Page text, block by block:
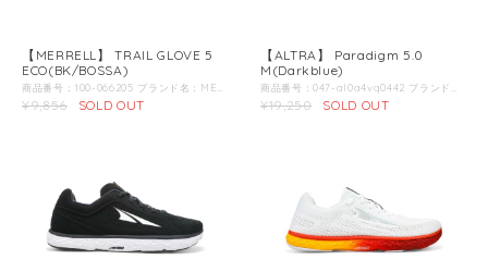
【MERRELL】 TRAIL GLOVE 5
ECO(BK/BOSSA)
商品番号：100-066205 ブランド名：MERRELL / メレル / 商品名：トレイルグローブ 5エコ 商品説明：MERRELL TRAIL GLOVE 5 グリップ力が大幅アップした最新系！ 裸足感覚のフォアフットを身に着けて理想のトレイルの走りを身に着けよう。 Color：BK/BOSSA＊第2画像以降の画像は別のカラーの商品を使用している場合があります。 こちらの商品のカラーは第1画像のカラーとなります。 素材：◆30%リサイクルメッシュ&60%リサイクルTPUアッパー ◆100％リサイクル素材のシューレースを使用 ◆100%リサイクルTPUフィルムヒールカウンター：優れたホールド感と安定性を発揮。 ◆30%リサイクルメッシュインテグレーテッド インソール ◆ビーガンフレンドリー：環境に配慮した動物性由来以外の素材を採用。 機能：メレルベアフット2コンストラクション：様々な動作の中で体制知覚能力と安定性を高めるベアフット構造 ミッドソール：◆BLOOMパフォーマンスミッドソール：10%リサイクルアルジーバイオマス（藻類）を使用したBLOOM社のミッドソールに採用。 アウトソール：Vibramエコデュラアウトソール： SPEC：スタックハイト（ヒール/トゥ)：11.5mm/11.5mm ドロップ：0mm ラグ深：3mm MERRELL（メレル）とは：MERRELLは世界160ヵ国で愛され続けるアメリカ発祥のアウトドアブランドです。1981年、カスタムメイドのカウボーイブーツ職人ランディ・メレルが職人としての腕を試すため、ハイキングブーツを作ったことからアウトドアブランド「MERRELL」の歴史は始まりました。MERRELLは創業から現在に至るまで、これまでにない「新しさ」を常に追求し続け、ハイキングブーツやトレイルランニングシューズ、スポーツサンダルなど、アウトドアからライフスタイルまで、多彩なシューズを展開しています。世界中のバックパッカーから定評のある「モアブ」シリーズや、1998年の登場以来、累計販売1,700万足を超える「ジャングルモック」シリーズ、アウトドアシーンからタウンユースまで幅広いシーンで人気の「カメレオン」シリーズはMERRELLの代表作です。 20SSコレクションでは、「ONE SHOE, MANY ADVENTURES. 〜#どこだって冒険になる」をテーマに掲げ、ハイキングやキャンプシーン、トレイルランニングやデイリーユースまで多様なアウトドアライフスタイルにマッチするシューズを提案して参ります。 店長からの一言：ミニマリストには最高の1点。 足裏間隔を研ぎ澄ますことができるこちらのシューズはALTRA同様ZERO DROP仕様。 みずから前に動く、体重移動を自然に可能にすることが習得できる。 ミニマルなシューズではあるものの、やや硬めのアウトソールがしっかりとハードな着地での足を守ってくれる。 もちろん、足首のぐらつきは他のシューズに比べると、みずからコントロールする必要があるところから、初心者には不向きなシューズかもしれないが、一度このはだし間隔というのを肌で感じると、やめられない気持ちよさが身体にやどり、できればこのシューズで普段から歩きたい感じになってくる。 ：
¥9,856 SOLD OUT
【ALTRA】 Paradigm 5.0
M(Darkblue)
商品番号：047-al0a4vq0442 ブランド名：ALTRA / アルトラ / 商品名：パラダイム 5.0 メンズ DB 商品説明：次のレベルのサポートシューズ パラダイム5は、最大のクッション性、最大のパフォーマンス、そしてもちろん最大のサポートという、すべてを最大限に引き出した次のレベルのサポートシューズです。軽量化、高速化を実現したパワフルなAltra EGO?ミッドソール、内側の必要な時にだけ作用するGuideRail?、カメラの三脚のように3点で安定感をもたらすStabiliPods?などの革新的な機能が搭載されています。パラダイム5でロードランニングのレベルアップを図りましょう。 Color：Darkblue＊第2画像以降の画像は別のカラーの商品を使用している場合があります。 こちらの商品のカラーは第1画像のカラーとなります。 インソール：5 mmスカルプトフットベッド ミッドソール：Altra EGO? アウトソール：FootPod?テクノロジー スタックハイト：30mm アッパー：エンジニアードニット 店長からの一言：ウルトラマラソンや100kmウォークなど、とにかくロングのロードからくる衝撃をしっかり吸収、長距離の後半内側地倒れこみからくる膝、腰のゆがみや痛みを軽減。 ヒールストライクを回避するシューズを作りたい：私の父は学生時代にアメリカンフットボールで膝を故障してしまい。医師からは「もう二度と走る事は出来ないだろう。」と言われていました。その後、父は独学で膝に衝撃のかからない走り方を学び「ヒールストライク」のしない走り方を実践するようになりました。それを続ける事でだんだんと走れるようになり、メジャーなマラソン大会で入賞出来るほどまでになりました。そして現在はシューズの専門家としてロッキーマウンテンにランニングショップを持っています。 ランニングショップをオープンしてから20年経ちますが未だに運動学的に自然で「正しい」シューズは存在せず、クライアントに対して最適なシューズを提供する事が出来ないでいました。 我々は沢山のリサーチをし、その結果「自然な体の動き」を実現させるために「ヒールストライク」を最小限に抑える靴にたどり着きました。 コンセプトは「自然な走り方」ができる究極のシューズ：その後、様々なエキスパート達と共に試行錯誤を繰り返し、我々の熱意が一つのシューズ「ALTRA Zero Drop シューズ」を作り出しました。それが今のバランスクッションに通じています。ここまでくるのに沢山の困難を乗り越えなくては行けませんでした。その中でも常にブレる事の無いコンセプトとして「自然の走り方」を実現させるためのシューズ作りを持ち続けていました。 我々は今後もその熱意を持ち続け、走る事の楽しみを伝えて行きたいと思っています。
¥19,250 SOLD OUT